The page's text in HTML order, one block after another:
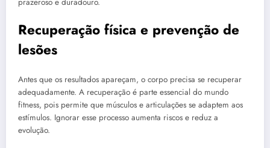
Recuperação física e prevenção de
lesões
Antes que os resultados apareçam, o corpo precisa se recuperar
adequadamente. A recuperação é parte essencial do mundo
fitness, pois permite que músculos e articulações se adaptem aos
estímulos. Ignorar esse processo aumenta riscos e reduz a
evolução.